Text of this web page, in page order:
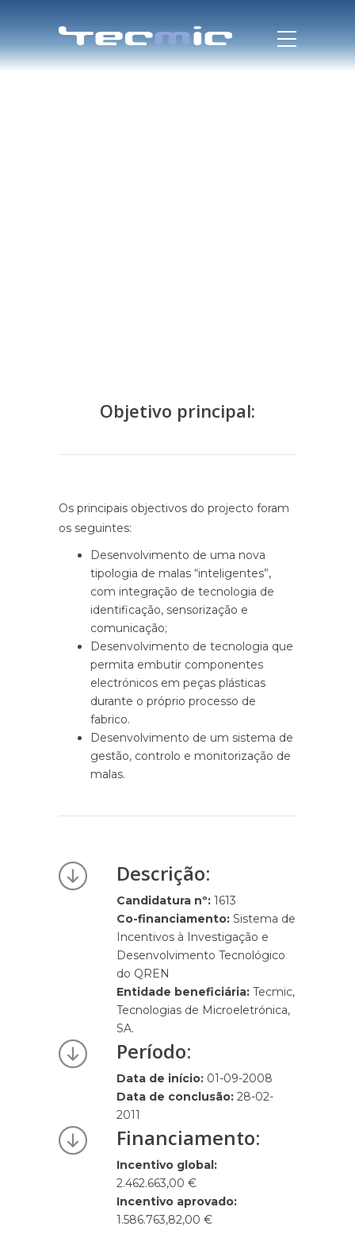
Objetivo principal:
Os principais objectivos do projecto foram
os seguintes:
Desenvolvimento de uma nova
tipologia de malas “inteligentes”,
com integração de tecnologia de
identificação, sensorização e
comunicação;
Desenvolvimento de tecnologia que
permita embutir componentes
electrónicos em peças plásticas
durante o próprio processo de
fabrico.
Desenvolvimento de um sistema de
gestão, controlo e monitorização de
malas.
Descrição:
Candidatura nº:1613
Co-financiamento:Sistema de
Incentivos à Investigação e
Desenvolvimento Tecnológico
do QREN
Entidade beneficiária:Tecmic,
Tecnologias de Microeletrónica,
SA.
Período:
Data de início: 01-09-2008
Data de conclusão:28-02-
2011
Financiamento:
Incentivo global:
2.462.663,00 €
Incentivo aprovado:
1.586.763,82,00 €